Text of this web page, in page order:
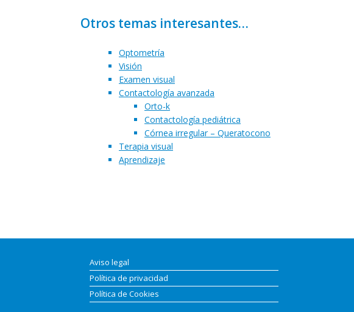
Otros temas interesantes…
Optometría
Visión
Examen visual
Contactología avanzada
Orto-k
Contactología pediátrica
Córnea irregular – Queratocono
Terapia visual
Aprendizaje
Aviso legal
Política de privacidad
Política de Cookies